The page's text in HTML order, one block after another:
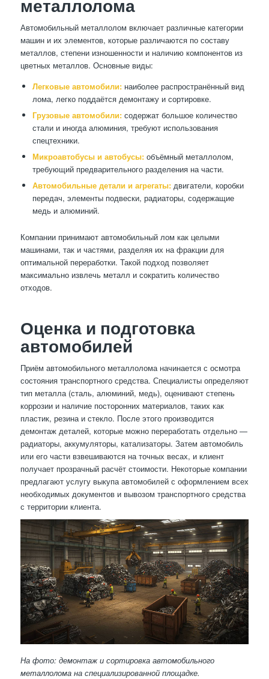
металлолома
Автомобильный металлолом включает различные категории
машин и их элементов, которые различаются по составу
металлов, степени изношенности и наличию компонентов из
цветных металлов. Основные виды:
Легковые автомобили:наиболее распространённый вид
лома, легко поддаётся демонтажу и сортировке.
Грузовые автомобили:содержат большое количество
стали и иногда алюминия, требуют использования
спецтехники.
Микроавтобусы и автобусы:объёмный металлолом,
требующий предварительного разделения на части.
Автомобильные детали и агрегаты:двигатели, коробки
передач, элементы подвески, радиаторы, содержащие
медь и алюминий.
Компании принимают автомобильный лом как целыми
машинами, так и частями, разделяя их на фракции для
оптимальной переработки. Такой подход позволяет
максимально извлечь металл и сократить количество
отходов.
Оценка и подготовка
автомобилей
Приём автомобильного металлолома начинается с осмотра
состояния транспортного средства. Специалисты определяют
тип металла (сталь, алюминий, медь), оценивают степень
коррозии и наличие посторонних материалов, таких как
пластик, резина и стекло. После этого производится
демонтаж деталей, которые можно переработать отдельно —
радиаторы, аккумуляторы, катализаторы. Затем автомобиль
или его части взвешиваются на точных весах, и клиент
получает прозрачный расчёт стоимости. Некоторые компании
предлагают услугу выкупа автомобилей с оформлением всех
необходимых документов и вывозом транспортного средства
с территории клиента.
На фото: демонтаж и сортировка автомобильного
металлолома на специализированной площадке.